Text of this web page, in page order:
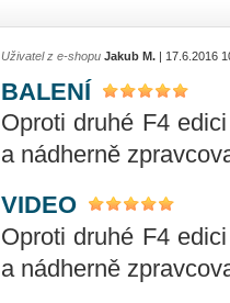
Uživatel z e-shopu Jakub M. | 17.6.2016
BALENÍ
Oproti druhé F4
a nádherně
VIDEO
Oproti druhé F4
a nádherně